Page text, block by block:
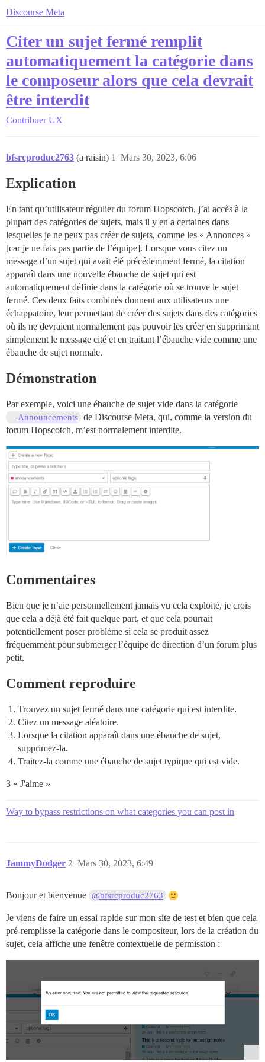
Discourse Meta
Citer un sujet fermé remplit
automatiquement la catégorie dans
le composeur alors que cela devrait
être interdit
Contribuer UX
bfsrcproduc2763 (a raisin) Mars 30, 2023, 6:06
1
Explication
En tant qu’utilisateur régulier du forum Hopscotch, j’ai accès à la
plupart des catégories de sujets, mais il y en a certaines dans
lesquelles je ne peux pas créer de sujets, comme les « Annonces »
[car je ne fais pas partie de l’équipe]. Lorsque vous citez un
message d’un sujet qui avait été précédemment fermé, la citation
apparaît dans une nouvelle ébauche de sujet qui est
automatiquement définie dans la catégorie où se trouve le sujet
fermé. Ces deux faits combinés donnent aux utilisateurs une
échappatoire, leur permettant de créer des sujets dans des catégories
où ils ne devraient normalement pas pouvoir les créer en supprimant
simplement le message cité et en traitant l’ébauche vide comme une
ébauche de sujet normale.
Démonstration
Par exemple, voici une ébauche de sujet vide dans la catégorie
Announcements de Discourse Meta, qui, comme la version du
forum Hopscotch, m’est normalement interdite.
Commentaires
Bien que je n’aie personnellement jamais vu cela exploité, je crois
que cela a déjà été fait quelque part, et que cela pourrait
potentiellement poser problème si cela se produit assez
fréquemment pour submerger l’équipe de direction d’un forum plus
petit.
Comment reproduire
Trouvez un sujet fermé dans une catégorie qui est interdite.
Citez un message aléatoire.
Lorsque la citation apparaît dans une ébauche de sujet,
supprimez-la.
Traitez-la comme une ébauche de sujet typique qui est vide.
3 « J'aime »
Way to bypass restrictions on what categories you can post in
JammyDodger Mars 30, 2023, 6:49
2
Bonjour et bienvenue @bfsrcproduc2763
Je viens de faire un essai rapide sur mon site de test et bien que cela
pré-remplisse la catégorie dans le compositeur, lors de la création du
sujet, cela affiche une fenêtre contextuelle de permission :